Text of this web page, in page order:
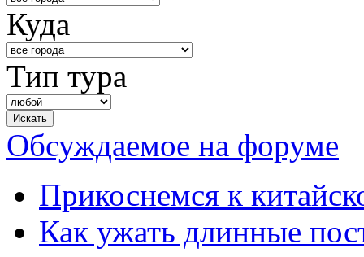
Куда
Тип тура
Обсуждаемое на форуме
Прикоснемся к
Как ужать длинные